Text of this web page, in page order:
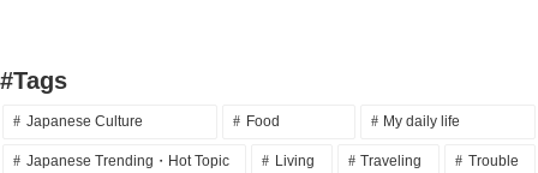
#Tags
Japanese Culture Food My daily life
Japanese Trending・Hot Topic Living Traveling Trouble